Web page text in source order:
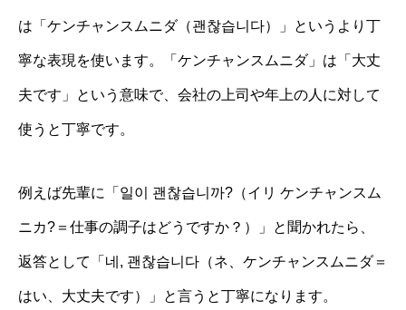
は「ケンチャンスムニダ（괜찮습니다）」というより丁
寧な表現を使います。「ケンチャンスムニダ」は「大丈
夫です」という意味で、会社の上司や年上の人に対して
使うと丁寧です。
例えば先輩に「일이 괜찮습니까?（イリ ケンチャンスム
ニカ?＝仕事の調子はどうですか？）」と聞かれたら、
返答として「네, 괜찮습니다（ネ、ケンチャンスムニダ＝
はい、大丈夫です）」と言うと丁寧になります。